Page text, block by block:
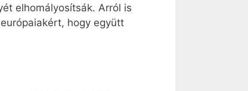
elhomályosítsák. Arról is
hogy együtt